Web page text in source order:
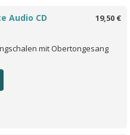
19,50 €
Audio CD
mit Obertongesang